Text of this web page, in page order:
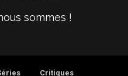
sommes !
Critiques